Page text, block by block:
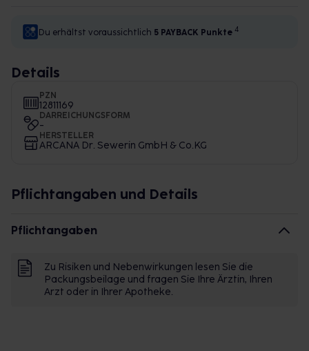
Du erhältst voraussichtlich 5 PAYBACK Punkte 4
Details
PZN
12811169
DARREICHUNGSFORM
-
HERSTELLER
ARCANA Dr. Sewerin GmbH & Co.KG
Pflichtangaben und Details
Pflichtangaben
Zu Risiken und Nebenwirkungen lesen Sie die
Packungsbeilage und fragen Sie Ihre Ärztin, Ihren
Arzt oder in Ihrer Apotheke.